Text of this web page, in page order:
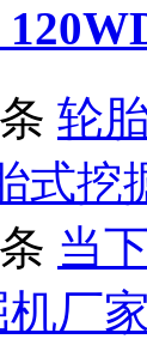
轮
式挖
当
厂